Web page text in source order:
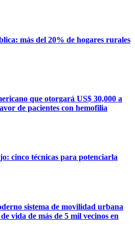
más del 20% de hogares rurales
que otorgará US$ 30,000 a
de pacientes con hemofilia
cinco técnicas para potenciarla
sistema de movilidad urbana
vida de más de 5 mil vecinos en